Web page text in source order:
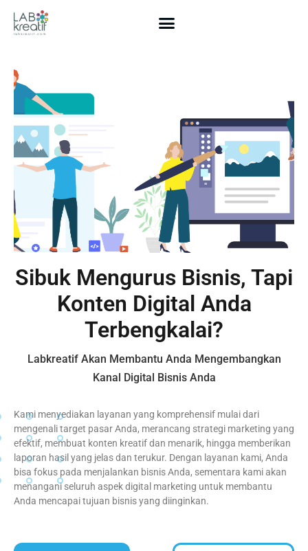
Sibuk Mengurus Bisnis, Tapi
Konten Digital Anda
Terbengkalai?
Labkreatif Akan Membantu Anda Mengembangkan
Kanal Digital Bisnis Anda
Kami menyediakan layanan yang komprehensif mulai dari
mengenali target pasar Anda, merancang strategi marketing yang
efektif, membuat konten kreatif dan menarik, hingga memberikan
laporan hasil yang jelas dan terukur. Dengan layanan kami, Anda
bisa fokus pada menjalankan bisnis Anda, sementara kami akan
menangani seluruh aspek digital marketing untuk membantu
Anda mencapai tujuan bisnis yang diinginkan.